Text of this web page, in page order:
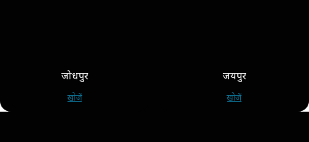
जोधपुर
खोजें
जयपुर
खोजें